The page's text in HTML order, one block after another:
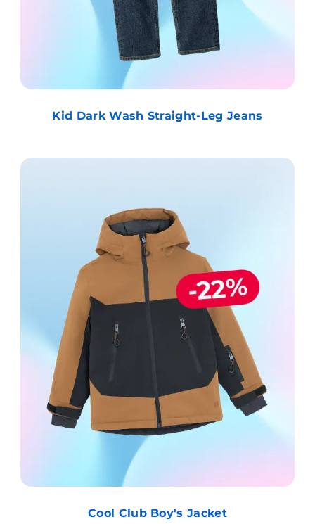
Kid Dark Wash Straight-Leg Jeans
Cool Club Boy's Jacket